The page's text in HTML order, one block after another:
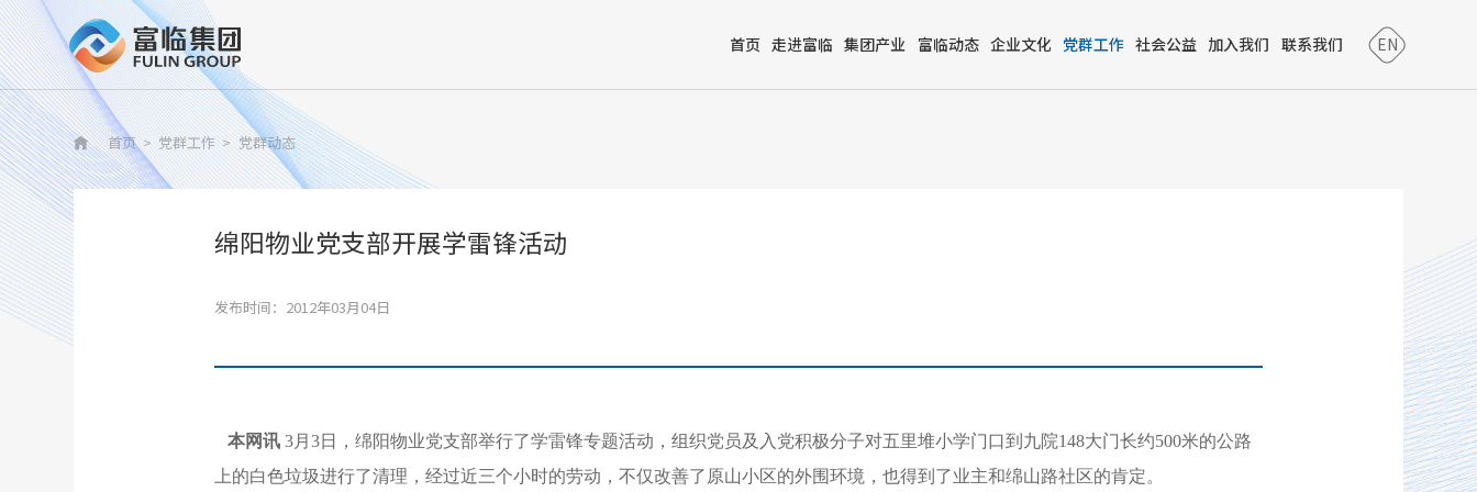
首页 走进富临 集团产业 富临动态 企业文化 党群工作 社会公益 加入我们 联系我们 EN
 首页 > 党群工作 > 党群动态
绵阳物业党支部开展学雷锋活动
发布时间：2012年03月04日
本网讯3月3日，绵阳物业党支部举行了学雷锋专题活动，组织党员及入党积极分子对五里堆小学门口到九院148大门长约500米的公路
上的白色垃圾进行了清理，经过近三个小时的劳动，不仅改善了原山小区的外围环境，也得到了业主和绵山路社区的肯定。